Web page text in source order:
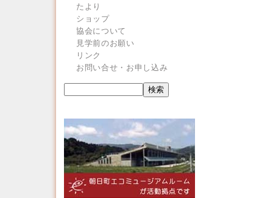
たより
ショップ
協会について
見学前のお願い
リンク
お問い合せ・お申し込み